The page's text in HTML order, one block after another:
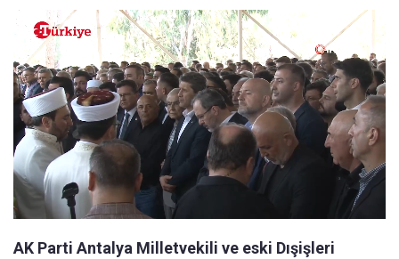
AK Parti Antalya Milletvekili ve eski Dışişleri